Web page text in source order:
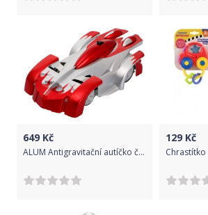
649 Kč
ALUM Antigravitační autíčko červené - Wall Climber
129 Kč